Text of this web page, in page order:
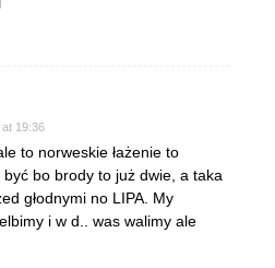
19:36
to norweskie łażenie to
bo brody to już dwie, a taka
głodnymi no LIPA. My
i w d.. was walimy ale